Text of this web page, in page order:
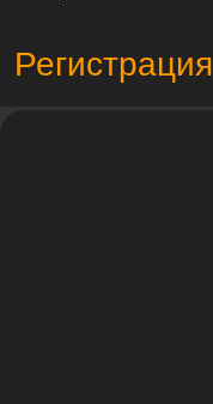
Регистрация